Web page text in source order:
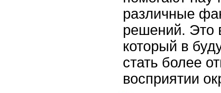
различные
решений. Это
который в
стать более
восприятии